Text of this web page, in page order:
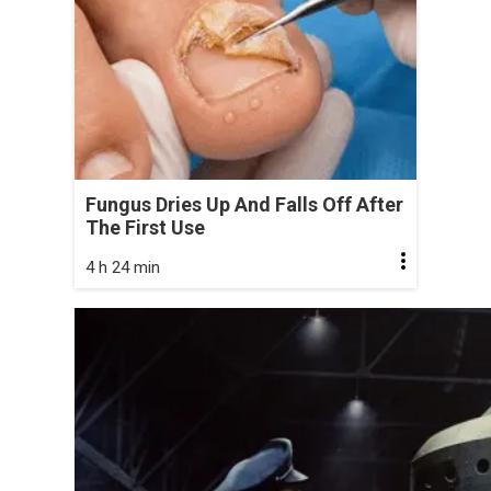
Fungus Dries Up And Falls Off After
The First Use
4 h 24 min